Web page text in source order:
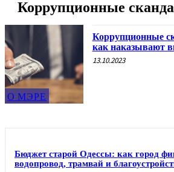
Коррупционные
О МЭРЕ
Коррупционные
как наказывают
13.10.2023
Бюджет старой Одессы: как город
водопровод, трамвай и